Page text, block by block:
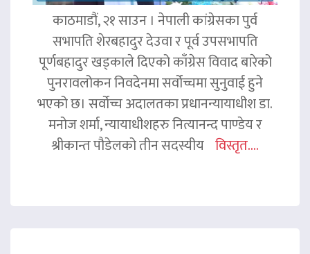
काठमाडौं, २१ साउन । नेपाली कांग्रेसका पुर्व
सभापति शेरबहादुर देउवा र पूर्व उपसभापति
पूर्णबहादुर खड्काले दिएको काँग्रेस विवाद बारेको
पुनरावलोकन निवदेनमा सर्वोच्चमा सुनुवाई हुने
भएको छ। सर्वोच्च अदालतका प्रधानन्यायाधीश डा.
मनोज शर्मा, न्यायाधीशहरु नित्यानन्द पाण्डेय र
श्रीकान्त पौडेलको तीन सदस्यीय विस्तृत....